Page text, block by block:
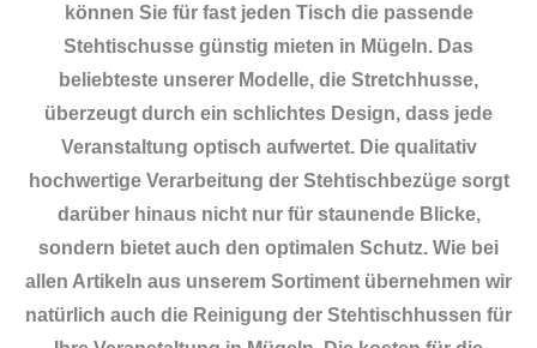
können Sie für fast jeden Tisch die passende
Stehtischusse günstig mieten in Mügeln. Das
beliebteste unserer Modelle, die Stretchhusse,
überzeugt durch ein schlichtes Design, dass jede
Veranstaltung optisch aufwertet. Die qualitativ
hochwertige Verarbeitung der Stehtischbezüge sorgt
darüber hinaus nicht nur für staunende Blicke,
sondern bietet auch den optimalen Schutz. Wie bei
allen Artikeln aus unserem Sortiment übernehmen wir
natürlich auch die Reinigung der Stehtischhussen für